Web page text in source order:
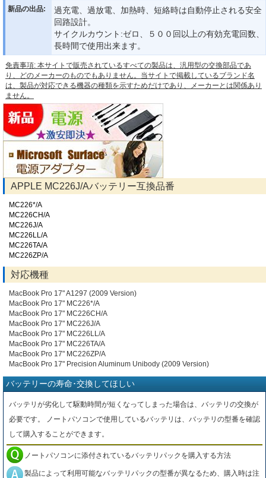
新品の出品:
過充電、過放電、加熱時、短絡時は自動停止される安全
回路設計。
サイクルカウント:ゼロ、５００回以上の有効充電回数、
長時間で使用出来ます。
免責事項: 本サイトで販売されているすべての製品は、汎用型の交換部品であ
り、どのメーカーのものでもありません。当サイトで掲載しているブランド名
は、製品が対応できる機器の種類を示すためだけであり、メーカーとは関係あり
ません。
APPLE MC226J/Aバッテリー互換品番
MC226*/A
MC226CH/A
MC226J/A
MC226LL/A
MC226TA/A
MC226ZP/A
対応機種
MacBook Pro 17" A1297 (2009 Version)
MacBook Pro 17" MC226*/A
MacBook Pro 17" MC226CH/A
MacBook Pro 17" MC226J/A
MacBook Pro 17" MC226LL/A
MacBook Pro 17" MC226TA/A
MacBook Pro 17" MC226ZP/A
MacBook Pro 17" Precision Aluminum Unibody (2009 Version)
バッテリーの寿命･交換してほしい
バッテリが劣化して駆動時間が短くなってしまった場合は、バッテリの交換が
必要です。 ノートパソコンで使用しているバッテリは、バッテリの型番を確認
して購入することができます。
ノートパソコンに添付されているバッテリパックを購入する方法
製品によって利用可能なバッテリパックの型番が異なるため、購入時は注